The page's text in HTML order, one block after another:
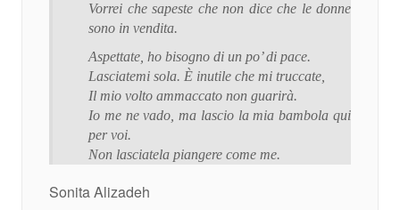
Vorrei che sapeste che non dice che le donne
sono in vendita.
Aspettate, ho bisogno di un po’ di pace.
Lasciatemi sola. È inutile che mi truccate,
Il mio volto ammaccato non guarirà.
Io me ne vado, ma lascio la mia bambola qui
per voi.
Non lasciatela piangere come me.
Sonita Alizadeh